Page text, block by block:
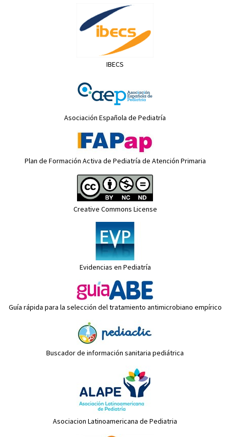
IBECS
Asociación Española de Pediatría
Plan de Formación Activa de Pediatría de Atención Primaria
Creative Commons License
Evidencias en Pediatría
Guía rápida para la selección del tratamiento antimicrobiano empírico
Buscador de información sanitaria pediátrica
Asociacion Latinoamericana de Pediatria